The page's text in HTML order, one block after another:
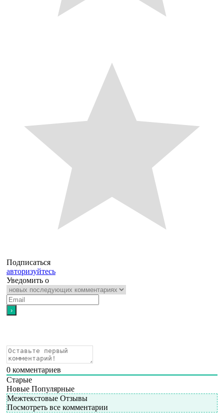
Подписаться
авторизуйтесь
Уведомить о
0 комментариев
Старые
Новые Популярные
Межтекстовые Отзывы
Посмотреть все комментарии